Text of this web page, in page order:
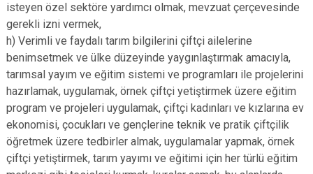
isteyen özel sektöre yardımcı olmak, mevzuat çerçevesinde
gerekli izni vermek,
h) Verimli ve faydalı tarım bilgilerini çiftçi ailelerine
benimsetmek ve ülke düzeyinde yaygınlaştırmak amacıyla,
tarımsal yayım ve eğitim sistemi ve programları ile projelerini
hazırlamak, uygulamak, örnek çiftçi yetiştirmek üzere eğitim
program ve projeleri uygulamak, çiftçi kadınları ve kızlarına ev
ekonomisi, çocukları ve gençlerine teknik ve pratik çiftçilik
öğretmek üzere tedbirler almak, uygulamalar yapmak, örnek
çiftçi yetiştirmek, tarım yayımı ve eğitimi için her türlü eğitim